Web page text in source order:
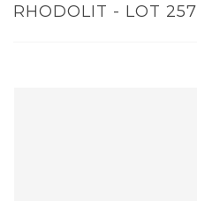
RHODOLIT - LOT 257